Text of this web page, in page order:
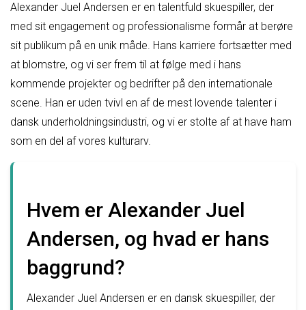
Alexander Juel Andersen er en talentfuld skuespiller, der
med sit engagement og professionalisme formår at berøre
sit publikum på en unik måde. Hans karriere fortsætter med
at blomstre, og vi ser frem til at følge med i hans
kommende projekter og bedrifter på den internationale
scene. Han er uden tvivl en af de mest lovende talenter i
dansk underholdningsindustri, og vi er stolte af at have ham
som en del af vores kulturarv.
Hvem er Alexander Juel
Andersen, og hvad er hans
baggrund?
Alexander Juel Andersen er en dansk skuespiller, der